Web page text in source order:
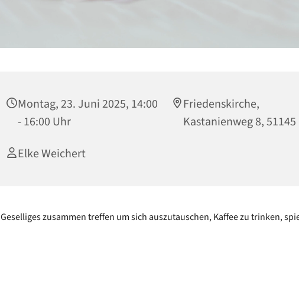
Montag, 23. Juni 2025, 14:00
- 16:00 Uhr
Friedenskirche,
Kastanienweg 8,
Elke Weichert
Geselliges zusammen treffen um sich auszutauschen, Kaffee zu trinken,